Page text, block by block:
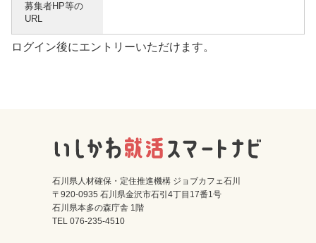
募集者HP等の
URL
ログイン後にエントリーいただけます。
石川県人材確保・定住推進機構 ジョブカフェ石川
〒920-0935 石川県金沢市石引4丁目17番1号
石川県本多の森庁舎 1階
TEL 076-235-4510